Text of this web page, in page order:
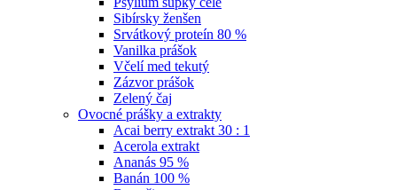
Sibírsky ženšen
Srvátkový proteín 80 %
Vanilka prášok
Včelí med tekutý
Zázvor prášok
Zelený čaj
Ovocné prášky a extrakty
Acai berry extrakt 30 : 1
Acerola extrakt
Ananás 95 %
Banán 100 %